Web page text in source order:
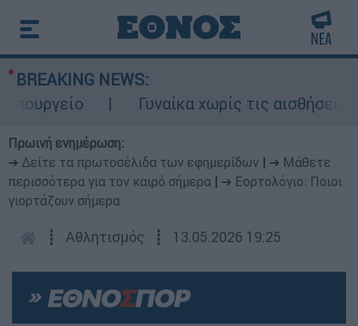
BREAKING NEWS:
Γυναίκα χωρίς τις αισθήσεις
Πρωινή ενημέρωση:
➔ Δείτε τα πρωτοσέλιδα των εφημερίδων
➔ Μάθετε
περισσότερα για τον καιρό σήμερα
➔ Εορτολόγιο: Ποιοι
γιορτάζουν σήμερα
┋ Αθλητισμός ┋ 13.05.2026 19:25